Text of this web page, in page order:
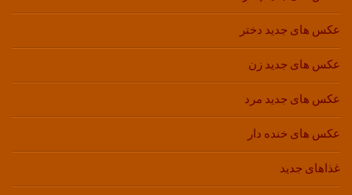
عکس های جدید دختر
عکس های جدید زن
عکس های جدید مرد
عکس های خنده دار
غذاهای جدید